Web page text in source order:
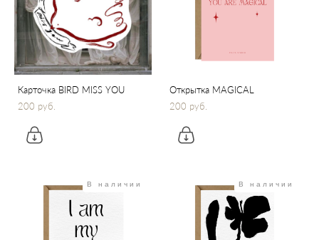
Карточка BIRD MISS YOU
200 pуб.
Открытка MAGICAL
200 pуб.
В наличии В наличии